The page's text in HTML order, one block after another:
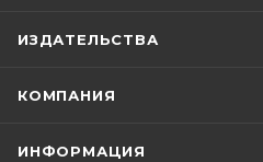
ИЗДАТЕЛЬСТВА
КОМПАНИЯ
ИНФОРМАЦИЯ